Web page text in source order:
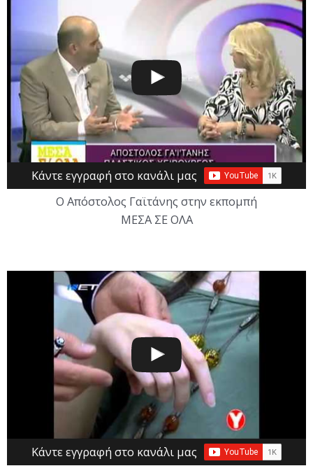
Κάντε εγγραφή στο κανάλι μας
Ο Απόστολος Γαϊτάνης στην εκπομπή
ΜΕΣΑ ΣΕ ΟΛΑ
Κάντε εγγραφή στο κανάλι μας